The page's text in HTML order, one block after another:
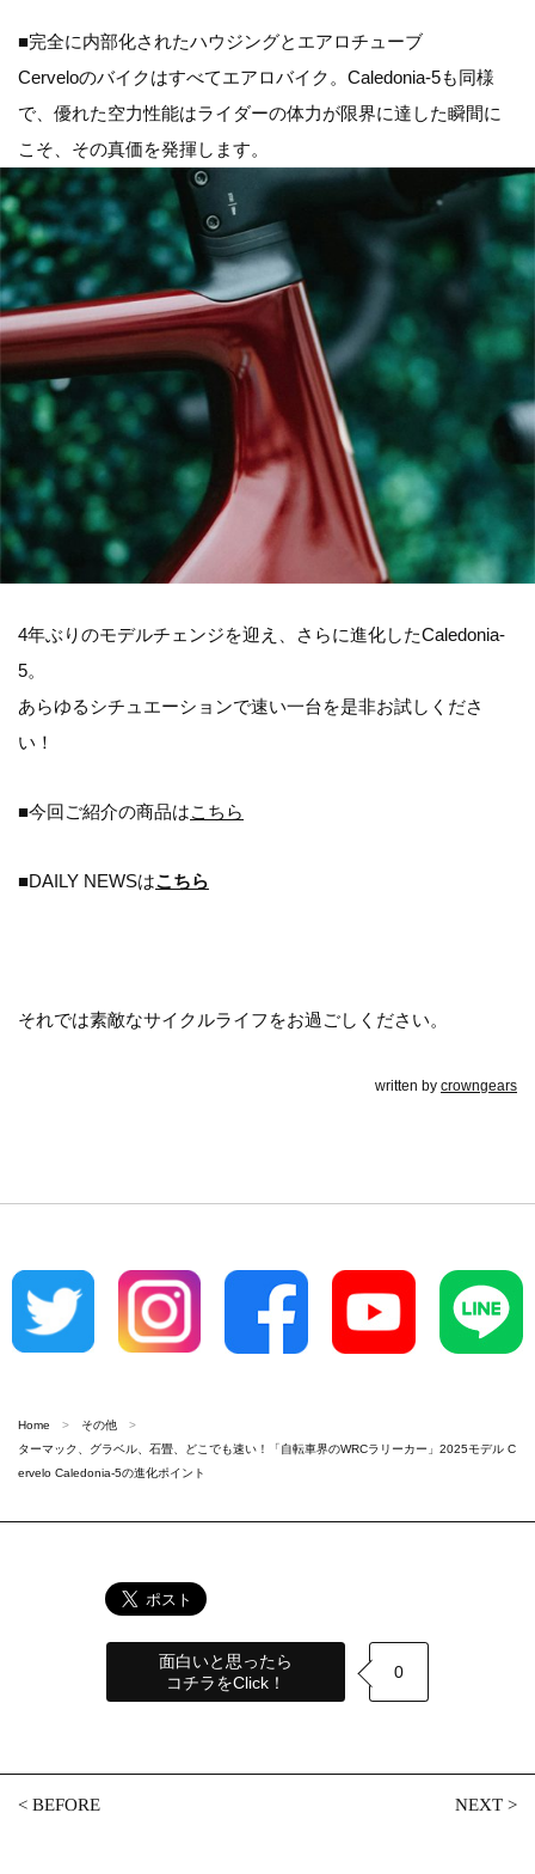
■完全に内部化されたハウジングとエアロチューブ
Cerveloのバイクはすべてエアロバイク。Caledonia-5も同様
で、優れた空力性能はライダーの体力が限界に達した瞬間に
こそ、その真価を発揮します。
4年ぶりのモデルチェンジを迎え、さらに進化したCaledonia-
5。
あらゆるシチュエーションで速い一台を是非お試しくださ
い！
■今回ご紹介の商品はこちら
■DAILY NEWSはこちら
それでは素敵なサイクルライフをお過ごしください。
written by crowngears
Home
その他
ターマック、グラベル、石畳、どこでも速い！「自転車界のWRCラリーカー」2025モデル C
ervelo Caledonia-5の進化ポイント
面白いと思ったら
コチラをClick！
0
<BEFORE NEXT>